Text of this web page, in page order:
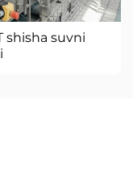
shisha suvni